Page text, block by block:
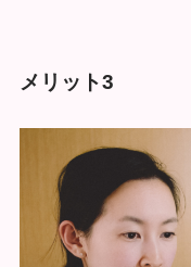
メリット3